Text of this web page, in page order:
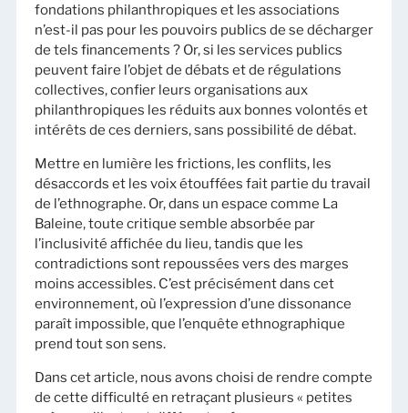
fondations philanthropiques et les associations
n’est-il pas pour les pouvoirs publics de se décharger
de tels financements ? Or, si les services publics
peuvent faire l’objet de débats et de régulations
collectives, confier leurs organisations aux
philanthropiques les réduits aux bonnes volontés et
intérêts de ces derniers, sans possibilité de débat.
Mettre en lumière les frictions, les conflits, les
désaccords et les voix étouffées fait partie du travail
de l’ethnographe. Or, dans un espace comme La
Baleine, toute critique semble absorbée par
l’inclusivité affichée du lieu, tandis que les
contradictions sont repoussées vers des marges
moins accessibles. C’est précisément dans cet
environnement, où l’expression d’une dissonance
paraît impossible, que l’enquête ethnographique
prend tout son sens.
Dans cet article, nous avons choisi de rendre compte
de cette difficulté en retraçant plusieurs « petites